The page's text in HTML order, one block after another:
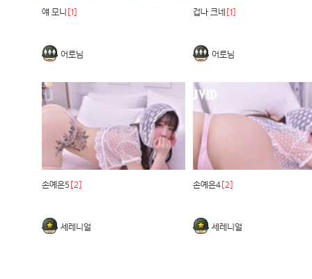
얘 모니 [1]
어로님
겁나 크네 [1]
어로님
손예은5 [2]
세레니얼
손예은4 [2]
세레니얼